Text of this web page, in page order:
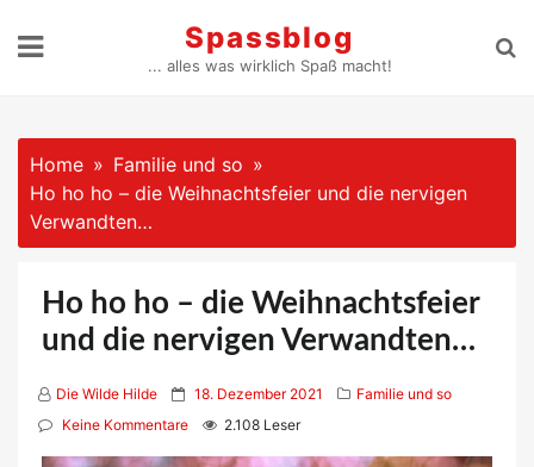
Spassblog
... alles was wirklich Spaß macht!
Home
Familie und so
Ho ho ho – die Weihnachtsfeier und die nervigen
Verwandten…
Ho ho ho – die Weihnachtsfeier
und die nervigen Verwandten…
Die Wilde Hilde
P
o
18. Dezember 2021
Familie und so
Keine Kommentare
2.108 Leser